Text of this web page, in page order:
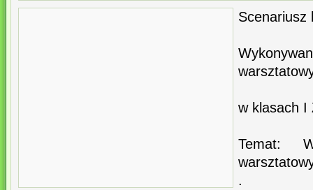
Scenariusz
w klasach I
Temat:
.